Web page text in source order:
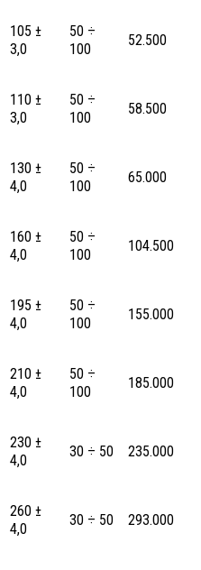
105 ±
3,0
50 ÷
100
52.500
110 ±
3,0
50 ÷
100
58.500
130 ±
4,0
50 ÷
100
65.000
160 ±
4,0
50 ÷
100
104.500
195 ±
4,0
50 ÷
100
155.000
210 ±
4,0
50 ÷
100
185.000
230 ±
4,0
30 ÷ 50 235.000
260 ±
4,0
30 ÷ 50 293.000